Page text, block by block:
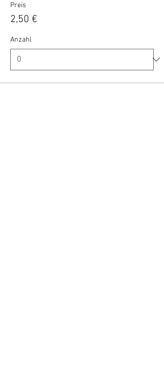
Preis
2,50 €
Anzahl